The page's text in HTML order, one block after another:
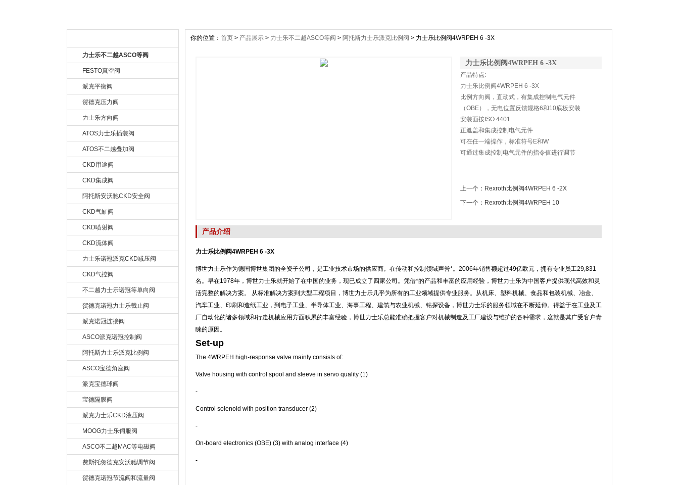
力士乐不二越ASCO等阀
FESTO真空阀
派克平衡阀
贺德克压力阀
力士乐方向阀
ATOS力士乐插装阀
ATOS不二越叠加阀
CKD用途阀
CKD集成阀
阿托斯安沃驰CKD安全阀
CKD气缸阀
CKD喷射阀
CKD流体阀
力士乐诺冠派克CKD减压阀
CKD气控阀
不二越力士乐诺冠等单向阀
贺德克诺冠力士乐截止阀
派克诺冠连接阀
ASCO派克诺冠控制阀
阿托斯力士乐派克比例阀
ASCO宝德角座阀
派克宝德球阀
宝德隔膜阀
派克力士乐CKD液压阀
MOOG力士乐伺服阀
ASCO不二越MAC等电磁阀
费斯托贺德克安沃驰调节阀
贺德克诺冠节流阀和流量阀
你的位置： 首页 > 产品展示 > 力士乐不二越ASCO等阀 > 阿托斯力士乐派克比例阀 > 力士乐比例阀4WRPEH 6 -3X
力士乐比例阀4WRPEH 6 -3X
产品特点:
力士乐比例阀4WRPEH 6 -3X
比例方向阀，直动式，有集成控制电气元件
（OBE），无电位置反馈规格6和10底板安装
安装面按ISO 4401
正遮盖和集成控制电气元件
可在任一端操作，标准符号E和W
可通过集成控制电气元件的指令值进行调节
上一个： Rexroth比例阀4WRPEH 6 -2X
下一个： Rexroth比例阀4WRPEH 10
产品介绍
力士乐比例阀4WRPEH 6 -3X
博世力士乐作为德国博世集团的全资子公司，是工业技术市场的供应商。在传动和控制领域声誉*。2006年销售额超过49亿欧元，拥有专业员工29,831
名。早在1978年，博世力士乐就开始了在中国的业务，现已成立了四家公司。凭借*的产品和丰富的应用经验，博世力士乐为中国客户提供现代高效和灵
活完整的解决方案。 从标准解决方案到大型工程项目，博世力士乐几乎为所有的工业领域提供专业服务。从机床、塑料机械、食品和包装机械、冶金、
汽车工业、印刷和造纸工业，到电子工业、半导体工业、海事工程、建筑与农业机械、钻探设备，博世力士乐的服务领域在不断延伸。得益于在工业及工
厂自动化的诸多领域和行走机械应用方面积累的丰富经验，博世力士乐总能准确把握客户对机械制造及工厂建设与维护的各种需求，这就是其广受客户青
睐的原因。
Set-up
The 4WRPEH high-response valve mainly consists of:
Valve housing with control spool and sleeve in servo quality (1)
‐
Control solenoid with position transducer (2)
‐
On-board electronics (OBE) (3) with analog interface (4)
‐